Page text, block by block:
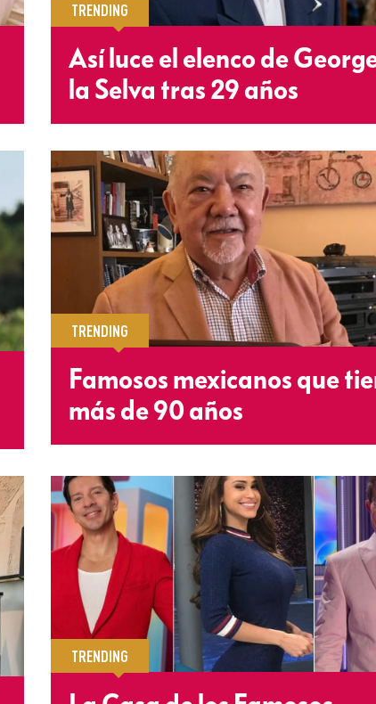
TRENDING
Así luce el elenco de
la Selva tras 29 años
TRENDING
Famosos mexicanos que
más de 90 años
TRENDING